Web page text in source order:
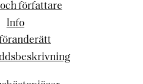
författare
Info